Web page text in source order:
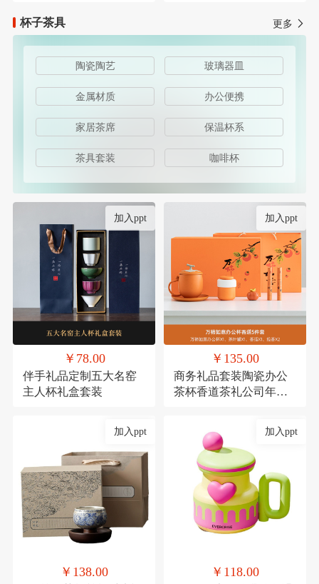
杯子茶具
更多
陶瓷陶艺 玻璃器皿
金属材质 办公便携
家居茶席 保温杯系
茶具套装 咖啡杯
加入ppt
￥78.00
伴手礼品定制五大名窑
主人杯礼盒套装
加入ppt
￥135.00
商务礼品套装陶瓷办公
茶杯香道茶礼公司年会
加入ppt
￥138.00
加入ppt
￥118.00